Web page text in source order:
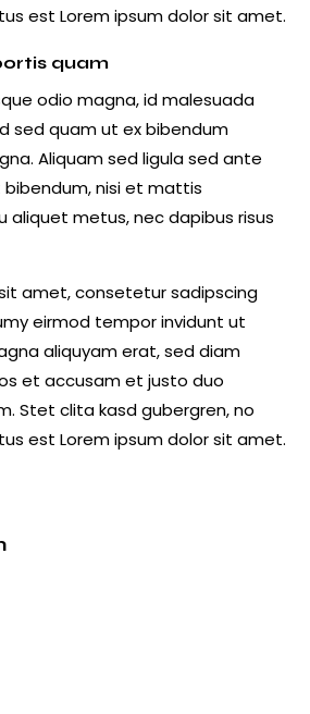
est Lorem ipsum dolor sit amet.
quam
odio magna, id malesuada
sed quam ut ex bibendum
Aliquam sed ligula sed ante
nisi et mattis
aliquet metus, nec dapibus risus
amet, consetetur sadipscing
eirmod tempor invidunt ut
aliquyam erat, sed diam
et accusam et justo duo
Stet clita kasd gubergren, no
est Lorem ipsum dolor sit amet.